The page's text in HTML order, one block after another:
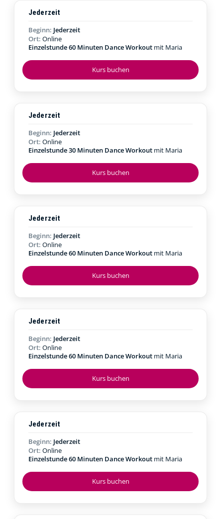
Kurs buchen
Jederzeit
Beginn: Jederzeit
Ort: Online
Einzelstunde 60 Minuten Dance Workout mit Maria
Kurs buchen
Jederzeit
Beginn: Jederzeit
Ort: Online
Einzelstunde 30 Minuten Dance Workout mit Maria
Kurs buchen
Jederzeit
Beginn: Jederzeit
Ort: Online
Einzelstunde 60 Minuten Dance Workout mit Maria
Kurs buchen
Jederzeit
Beginn: Jederzeit
Ort: Online
Einzelstunde 60 Minuten Dance Workout mit Maria
Kurs buchen
Jederzeit
Beginn: Jederzeit
Ort: Online
Einzelstunde 60 Minuten Dance Workout mit Maria